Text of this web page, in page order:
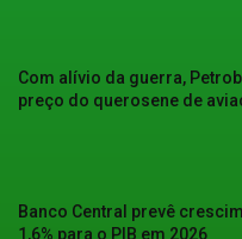
Com alívio da guerra,
preço do querosene de
Banco Central prevê
1,6% para o PIB em 2026